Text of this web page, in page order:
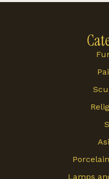
Lamps